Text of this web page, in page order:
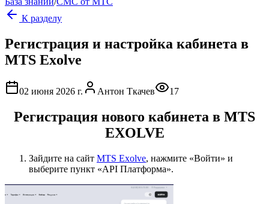
К разделу
Регистрация и настройка кабинета в
MTS Exolve
02 июня 2026 г. Антон Ткачев 17
Регистрация нового кабинета в MTS
EXOLVE
Зайдите на сайт MTS Exolve, нажмите «Войти» и
выберите пункт «API Платформа».